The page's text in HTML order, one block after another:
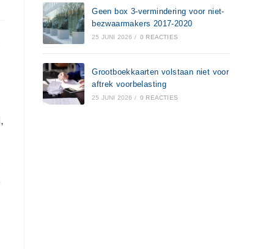
Geen box 3-vermindering voor niet-
bezwaarmakers 2017-2020
25 JUNI 2026 / 0 REACTIES
Grootboekkaarten volstaan niet voor
aftrek voorbelasting
25 JUNI 2026 / 0 REACTIES